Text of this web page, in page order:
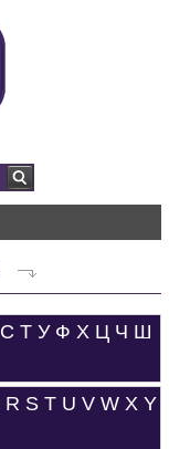
С Т У Ф Х Ц Ч Ш
R S T U V W X Y